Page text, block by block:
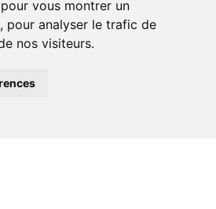
vous montrer un
pour analyser le trafic de
nos visiteurs.